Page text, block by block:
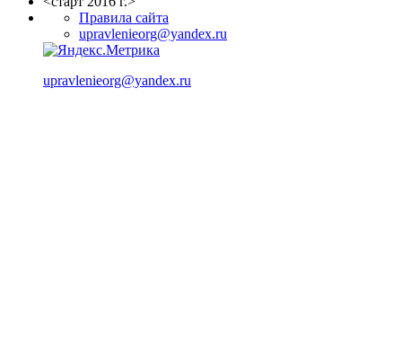
Правила сайта
upravlenieorg@yandex.ru
upravlenieorg@yandex.ru